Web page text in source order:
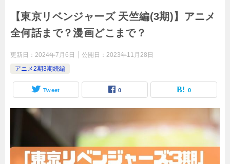
【東京リベンジャーズ 天竺編(3期)】アニメ
全何話まで？漫画どこまで？
更新日： 2024年7月6日 公開日： 2023年11月28日
アニメ2期3期続編
Tweet 0 0